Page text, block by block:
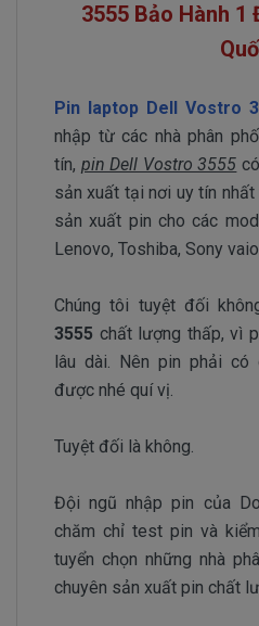
3555 Bảo Hành 1
Pin laptop Dell Vostro
nhập từ các nhà phân
tín, pin Dell Vostro 3555
sản xuất tại nơi uy tín
sản xuất pin cho các
Lenovo, Toshiba, Sony
Chúng tôi tuyệt đối
3555 chất lượng thấp, vì
lâu dài. Nên pin phải
được nhé quí vị.
Tuyệt đối là không.
Đội ngũ nhập pin của
chăm chỉ test pin và
tuyển chọn những nhà
chuyên sản xuất pin chất